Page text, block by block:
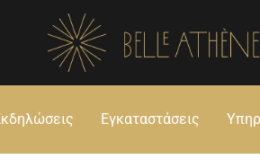
Εγκαταστάσεις